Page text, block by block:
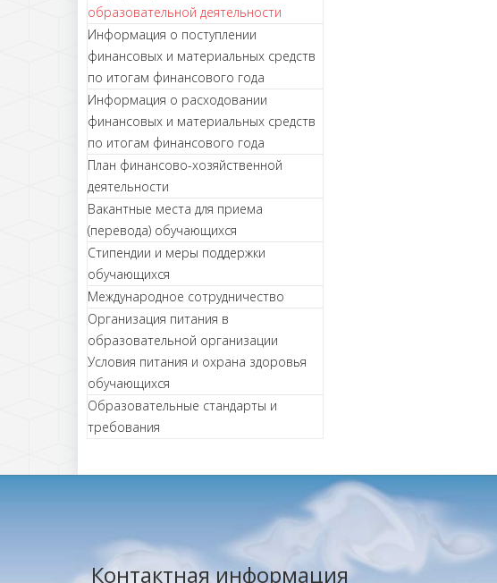
образовательной деятельности
Информация о поступлении
финансовых и материальных средств
по итогам финансового года
Информация о расходовании
финансовых и материальных средств
по итогам финансового года
План финансово-хозяйственной
деятельности
Вакантные места для приема
(перевода) обучающихся
Стипендии и меры поддержки
обучающихся
Международное сотрудничество
Организация питания в
образовательной организации
Условия питания и охрана здоровья
обучающихся
Образовательные стандарты и
требования
Контактная информация